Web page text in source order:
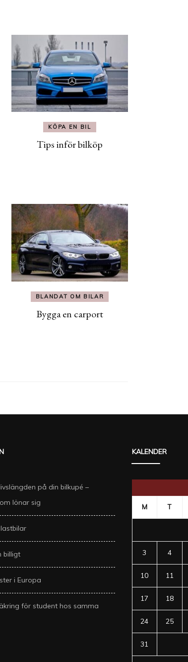
KÖPA EN BIL
Tips inför bilköp
BLANDAT OM BILAR
Bygga en carport
på din bilkupé –
lönar sig
billigt
i Europa
för student hos samma
KALENDER
M T
3 4
10 11
17 18
24 25
31